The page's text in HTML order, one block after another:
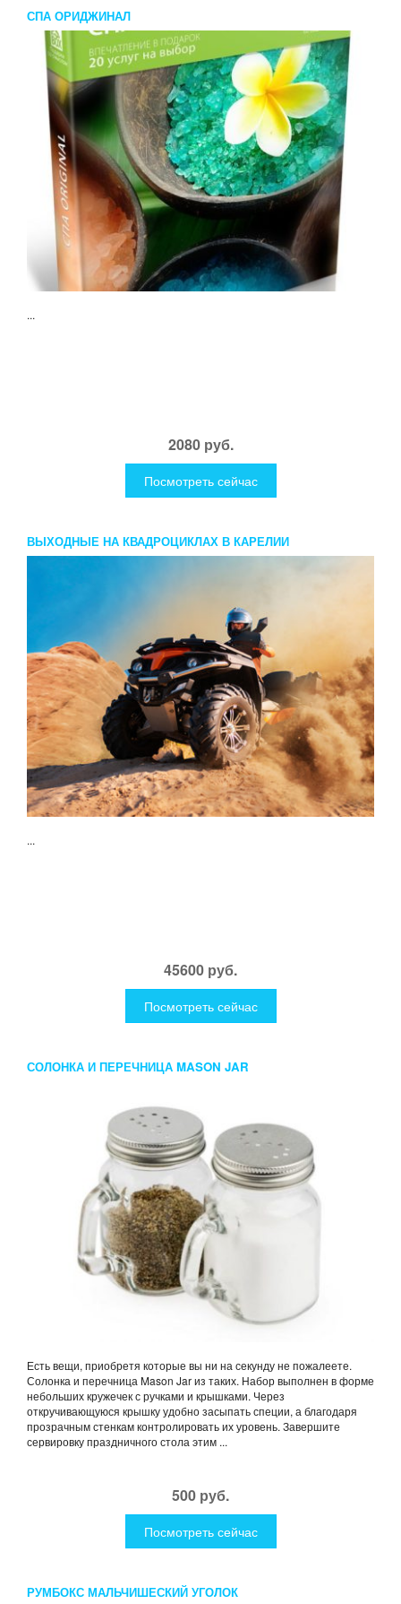
СПА ОРИДЖИНАЛ
...
2080 руб.
Посмотреть сейчас
ВЫХОДНЫЕ НА КВАДРОЦИКЛАХ В КАРЕЛИИ
...
45600 руб.
Посмотреть сейчас
СОЛОНКА И ПЕРЕЧНИЦА MASON JAR
Есть вещи, приобретя которые вы ни на секунду не пожалеете.
Солонка и перечница Mason Jar из таких. Набор выполнен в форме
небольших кружечек с ручками и крышками. Через
откручивающуюся крышку удобно засыпать специи, а благодаря
прозрачным стенкам контролировать их уровень. Завершите
сервировку праздничного стола этим ...
500 руб.
Посмотреть сейчас
РУМБОКС МАЛЬЧИШЕСКИЙ УГОЛОК